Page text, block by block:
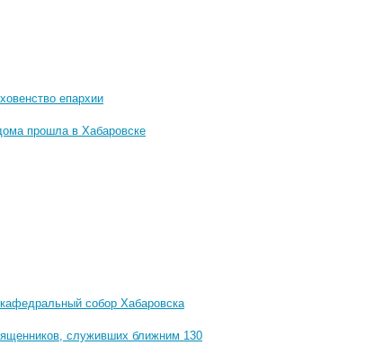
епархии
прошла в Хабаровске
собор Хабаровска
служивших ближним 130